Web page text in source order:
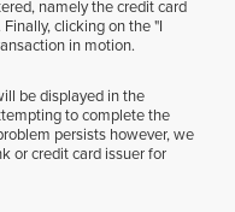
namely the credit card
clicking on the "I
in motion.
be displayed in the
to complete the
persists however, we
or credit card issuer for